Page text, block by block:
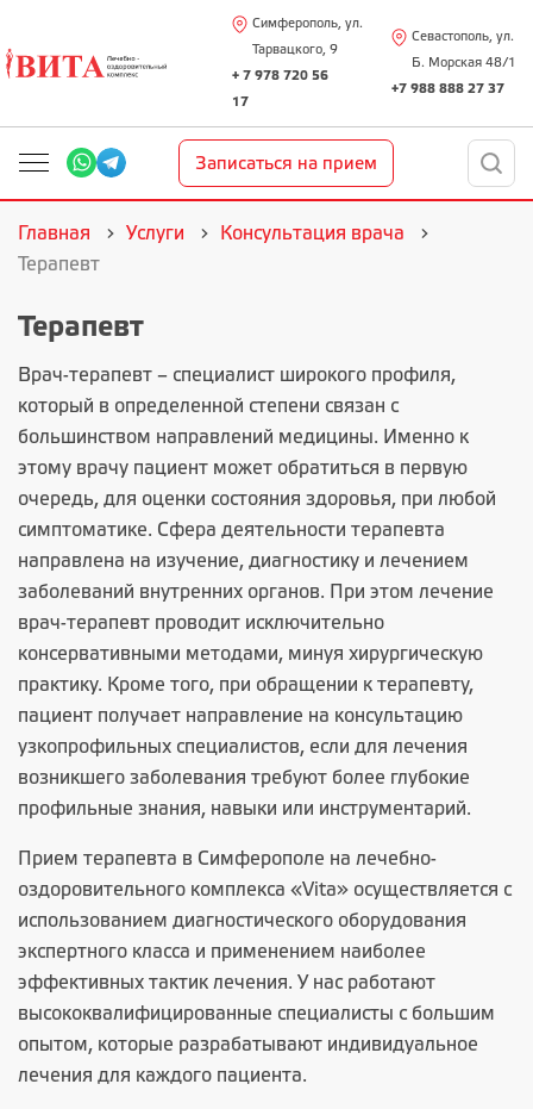
Симферополь, ул.
Тарвацкого, 9
+ 7 978 720 56
17
Севастополь, ул.
Б. Морская 48/1
+7 988 888 27 37
Записаться на прием
Главная Услуги
Консультация врача
Терапевт
Терапевт
Врач-терапевт – специалист широкого профиля,
который в определенной степени связан с
большинством направлений медицины. Именно к
этому врачу пациент может обратиться в первую
очередь, для оценки состояния здоровья, при любой
симптоматике. Сфера деятельности терапевта
направлена на изучение, диагностику и лечением
заболеваний внутренних органов. При этом лечение
врач-терапевт проводит исключительно
консервативными методами, минуя хирургическую
практику. Кроме того, при обращении к терапевту,
пациент получает направление на консультацию
узкопрофильных специалистов, если для лечения
возникшего заболевания требуют более глубокие
профильные знания, навыки или инструментарий.
Прием терапевта в Симферополе на лечебно-
оздоровительного комплекса «Vita» осуществляется с
использованием диагностического оборудования
экспертного класса и применением наиболее
эффективных тактик лечения. У нас работают
высококвалифицированные специалисты с большим
опытом, которые разрабатывают индивидуальное
лечения для каждого пациента.